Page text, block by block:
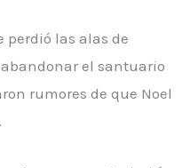
perdió las alas de
el santuario
rumores de que Noel